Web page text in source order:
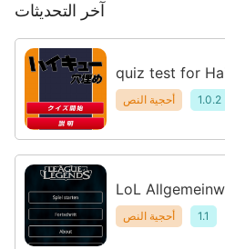
آخر التحديثات
quiz test for
أحجية النص 1.0.2
LoL
أحجية النص 1.1